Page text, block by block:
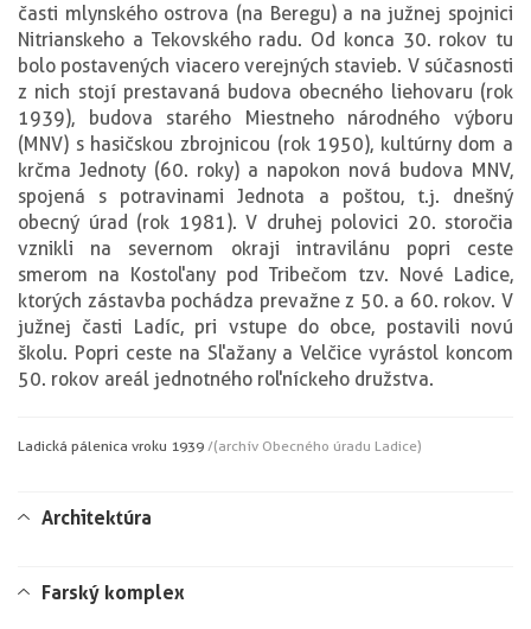
časti mlynského ostrova (na Beregu) a na južnej spojnici
Nitrianskeho a Tekovského radu. Od konca 30. rokov tu
bolo postavených viacero verejných stavieb. V súčasnosti
z nich stojí prestavaná budova obecného liehovaru (rok
1939), budova starého Miestneho národného výboru
(MNV) s hasičskou zbrojnicou (rok 1950), kultúrny dom a
krčma Jednoty (60. roky) a napokon nová budova MNV,
spojená s potravinami Jednota a poštou, t.j. dnešný
obecný úrad (rok 1981). V druhej polovici 20. storočia
vznikli na severnom okraji intravilánu popri ceste
smerom na Kostoľany pod Tribečom tzv. Nové Ladice,
ktorých zástavba pochádza prevažne z 50. a 60. rokov. V
južnej časti Ladíc, pri vstupe do obce, postavili novú
školu. Popri ceste na Sľažany a Velčice vyrástol koncom
50. rokov areál jednotného roľníckeho družstva.
Ladická pálenica v roku 1939 /(archív Obecného úradu Ladice)
Architektúra
Farský komplex